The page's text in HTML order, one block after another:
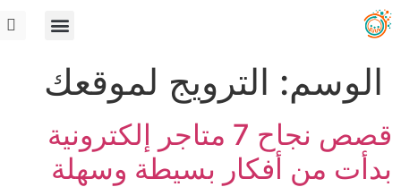
الوسم: الترويج لموقعك
قصص نجاح 7 متاجر إلكترونية
بدأت من أفكار بسيطة وسهلة